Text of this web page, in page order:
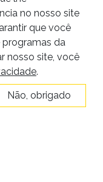
desenvolvido por
no nosso site
que você
da
nosso site, você
.
Não, obrigado